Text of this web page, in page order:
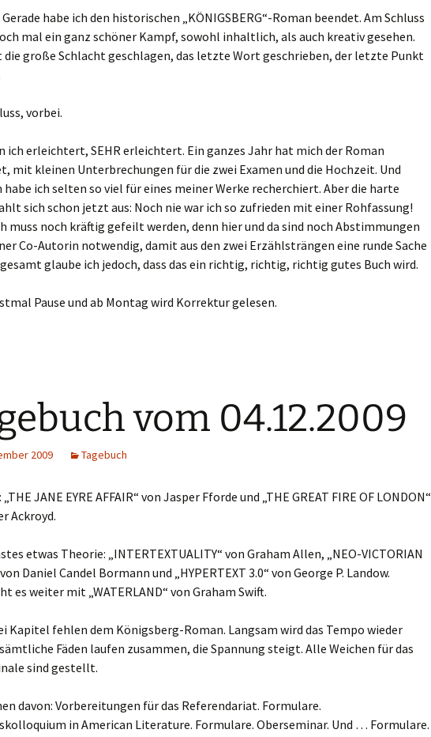
Gerade habe ich den historischen „KÖNIGSBERG“-Roman beendet. Am Schluss
mal ein ganz schöner Kampf, sowohl inhaltlich, als auch kreativ gesehen.
große Schlacht geschlagen, das letzte Wort geschrieben, der letzte Punkt
vorbei.
ich erleichtert, SEHR erleichtert. Ein ganzes Jahr hat mich der Roman
mit kleinen Unterbrechungen für die zwei Examen und die Hochzeit. Und
habe ich selten so viel für eines meiner Werke recherchiert. Aber die harte
sich schon jetzt aus: Noch nie war ich so zufrieden mit einer Rohfassung!
muss noch kräftig gefeilt werden, denn hier und da sind noch Abstimmungen
Co-Autorin notwendig, damit aus den zwei Erzählsträngen eine runde Sache
glaube ich jedoch, dass das ein richtig, richtig, richtig gutes Buch wird.
Pause und ab Montag wird Korrektur gelesen.
vom 04.12.2009
2009 Tagebuch
JANE EYRE AFFAIR“ von Jasper Fforde und „THE GREAT FIRE OF LONDON“
Ackroyd.
etwas Theorie: „INTERTEXTUALITY“ von Graham Allen, „NEO-VICTORIAN
von Daniel Candel Bormann und „HYPERTEXT 3.0“ von George P. Landow.
es weiter mit „WATERLAND“ von Graham Swift.
Kapitel fehlen dem Königsberg-Roman. Langsam wird das Tempo wieder
Fäden laufen zusammen, die Spannung steigt. Alle Weichen für das
sind gestellt.
davon: Vorbereitungen für das Referendariat. Formulare.
in American Literature. Formulare. Oberseminar. Und … Formulare.